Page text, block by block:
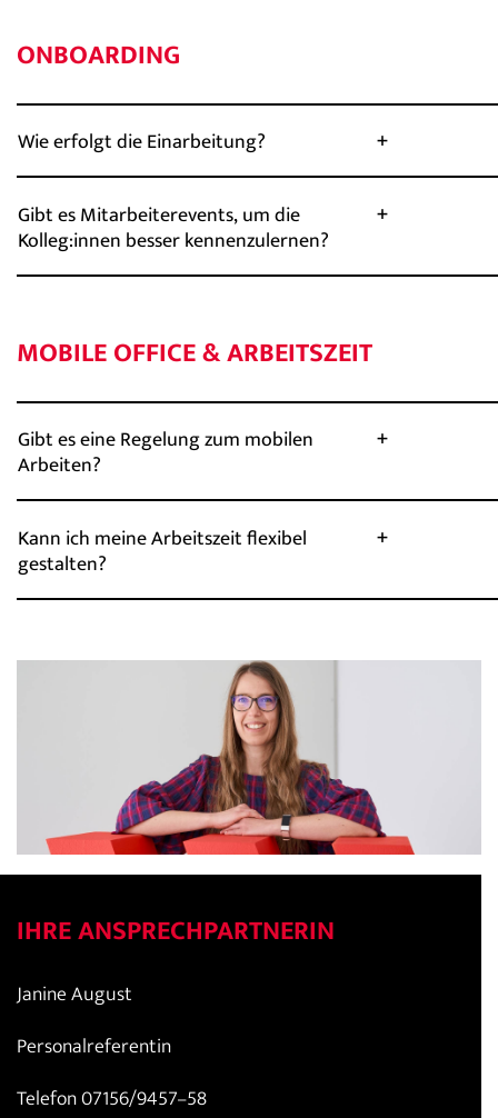
ONBOARDING
Wie erfolgt die Einarbeitung?
Gibt es Mitarbeiterevents, um die
Kolleg:innen besser kennenzulernen?
MOBILE OFFICE & ARBEITSZEIT
Gibt es eine Regelung zum mobilen
Arbeiten?
Kann ich meine Arbeitszeit flexibel
gestalten?
IHRE ANSPRECHPARTNERIN
Janine August
Personalreferentin
Telefon 07156/9457–58